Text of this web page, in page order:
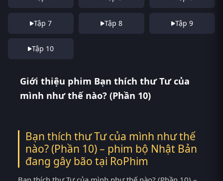
Tập 7 Tập 8 Tập 9
Tập 10
Giới thiệu phim Bạn thích thư Tư của
mình như thế nào? (Phần 10)
Bạn thích thư Tư của mình như thế
nào? (Phần 10) – phim bộ Nhật Bản
đang gây bão tại RoPhim